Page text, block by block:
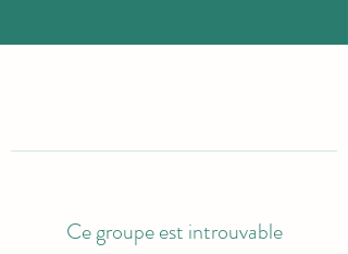
Ce groupe est introuvable